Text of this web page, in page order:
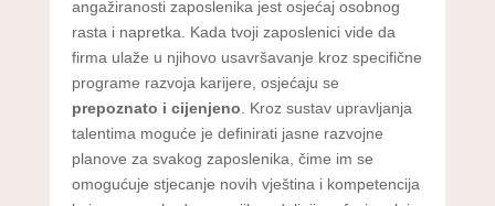
angažiranosti zaposlenika jest osjećaj osobnog
rasta i napretka. Kada tvoji zaposlenici vide da
firma ulaže u njihovo usavršavanje kroz specifične
programe razvoja karijere, osjećaju se
prepoznato i cijenjeno . Kroz sustav upravljanja
talentima moguće je definirati jasne razvojne
planove za svakog zaposlenika, čime im se
omogućuje stjecanje novih vještina i kompetencija